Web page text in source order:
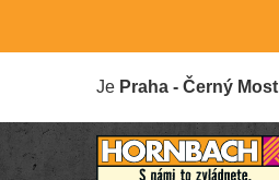
Je Praha - Černý Most